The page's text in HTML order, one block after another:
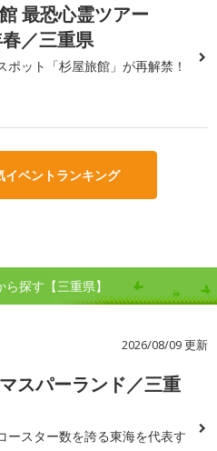
最恐心霊ツアー
／三重県
ポット「杉屋旅館」が再解禁！
イベントランキング
探す【三重県】
2026/08/09 更新
スパーランド／三重
ースター数を誇る東海を代表す